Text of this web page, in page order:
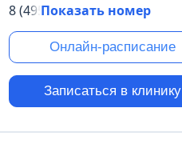
8 (495) 431-69-47
Показать номер
Онлайн-расписание
Записаться в клинику